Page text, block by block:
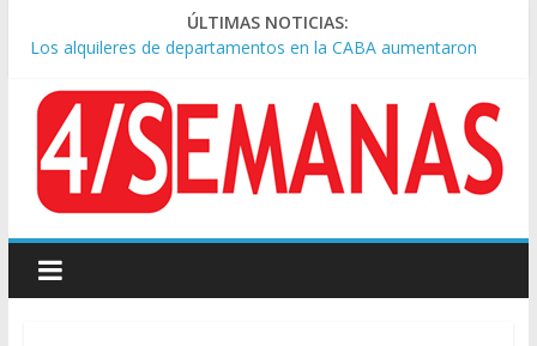
ÚLTIMAS NOTICIAS:
Los alquileres de departamentos en la CABA aumentaron
Rechazo a la Ley de Tierras: se espera un fuerte operativo
frente al Congreso
Ley de Tierras: el rechazo ganó en las redes
Manuel Belgrano: reparación histórica en el solar natal
Tormentas severas y fuertes ráfagas de viento: alerta del